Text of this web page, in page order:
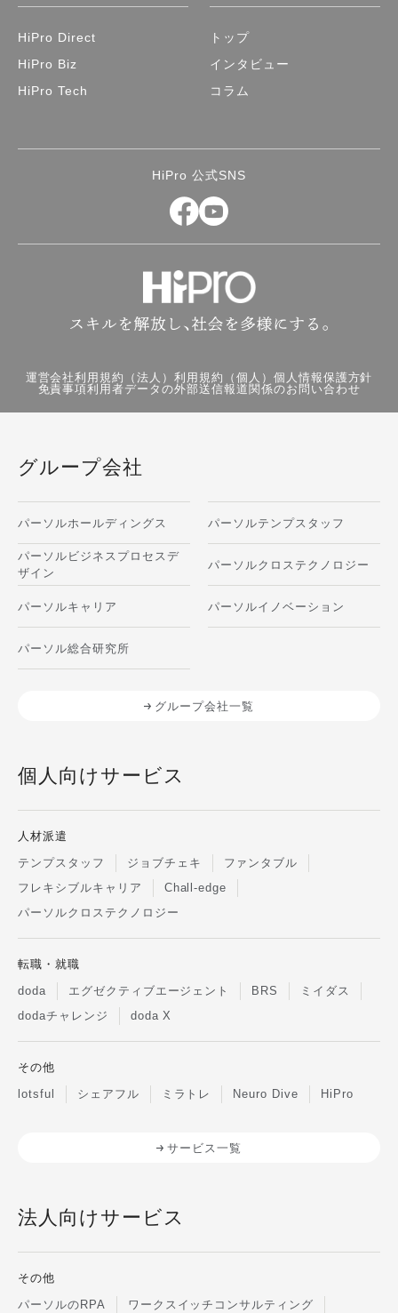
HiPro 公式SNS
HiPro Direct
HiPro Biz
HiPro Tech
トップ
インタビュー
コラム
運営会社利用規約（法人）利用規約（個人） 個人情報保護方針
免責事項利用者データの外部送信報道関係のお問い合わせ
グループ会社
パーソルホールディングス パーソルテンプスタッフ
パーソルビジネスプロセスデ
ザイン
パーソルクロステクノロジー
パーソルキャリア パーソルイノベーション
パーソル総合研究所
グループ会社一覧
個人向けサービス
人材派遣
テンプスタッフ
ジョブチェキ
ファンタブル
フレキシブルキャリア
Chall-edge
パーソルクロステクノロジー
転職・就職
doda
エグゼクティブエージェント BRS
ミイダス
dodaチャレンジ
doda X
その他
lotsful
シェアフル ミラトレ Neuro Dive HiPro
サービス一覧
法人向けサービス
その他
パーソルのRPA
ワークスイッチコンサルティング